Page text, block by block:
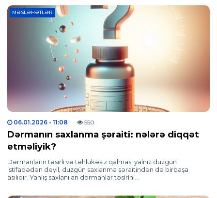
MƏSLƏHƏTLƏR
06.01.2026 - 11:08 550
Dərmanın saxlanma şəraiti: nələrə diqqət
etməliyik?
Dərmanların təsirli və təhlükəsiz qalması yalnız düzgün
istifadədən deyil, düzgün saxlanma şəraitindən də birbaşa
asılıdır. Yanlış saxlanılan dərmanlar təsirini…